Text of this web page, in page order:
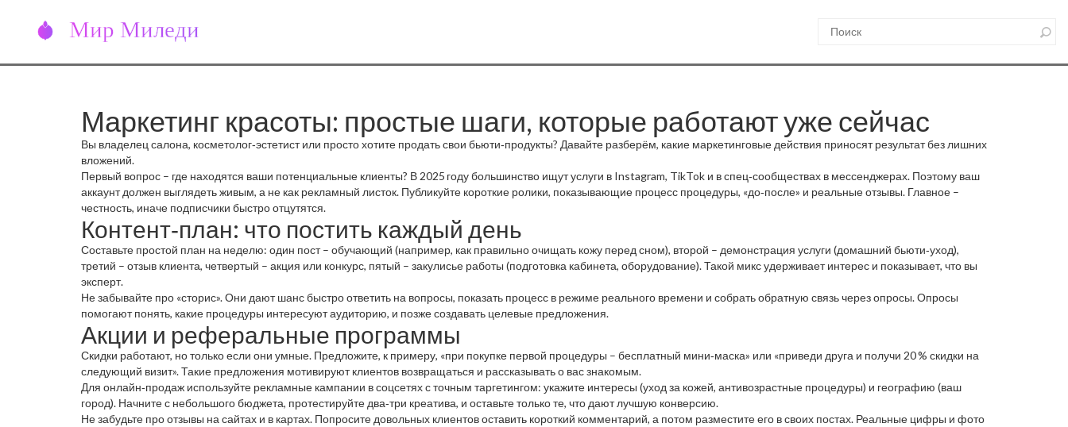
Маркетинг красоты: простые шаги, которые работают уже сейчас
Вы владелец салона, косметолог‑эстетист или просто хотите продать свои бьюти‑продукты? Давайте разберём, какие маркетинговые действия приносят результат без лишних
вложений.
Первый вопрос – где находятся ваши потенциальные клиенты? В 2025 году большинство ищут услуги в Instagram, TikTok и в спец‑сообществах в мессенджерах. Поэтому ваш
аккаунт должен выглядеть живым, а не как рекламный листок. Публикуйте короткие ролики, показывающие процесс процедуры, «до‑после» и реальные отзывы. Главное –
честность, иначе подписчики быстро отцутятся.
Контент‑план: что постить каждый день
Составьте простой план на неделю: один пост – обучающий (например, как правильно очищать кожу перед сном), второй – демонстрация услуги (домашний бьюти‑уход),
третий – отзыв клиента, четвертый – акция или конкурс, пятый – закулисье работы (подготовка кабинета, оборудование). Такой микс удерживает интерес и показывает, что вы
эксперт.
Не забывайте про «сторис». Они дают шанс быстро ответить на вопросы, показать процесс в режиме реального времени и собрать обратную связь через опросы. Опросы
помогают понять, какие процедуры интересуют аудиторию, и позже создавать целевые предложения.
Акции и реферальные программы
Скидки работают, но только если они умные. Предложите, к примеру, «при покупке первой процедуры – бесплатный мини‑маска» или «приведи друга и получи 20 % скидки на
следующий визит». Такие предложения мотивируют клиентов возвращаться и рассказывать о вас знакомым.
Для онлайн‑продаж используйте рекламные кампании в соцсетях с точным таргетингом: укажите интересы (уход за кожей, антивозрастные процедуры) и географию (ваш
город). Начните с небольшого бюджета, протестируйте два‑три креатива, и оставьте только те, что дают лучшую конверсию.
Не забудьте про отзывы на сайтах и в картах. Попросите довольных клиентов оставить короткий комментарий, а потом разместите его в своих постах. Реальные цифры и фото